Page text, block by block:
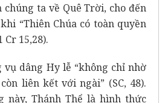
chúng ta về Quê Trời, cho đến
“Thiên Chúa có toàn quyền
15,28).
vụ dâng Hy lễ “không chỉ nhờ
liên kết với ngài” (SC, 48).
này, Thánh Thể là hình thức